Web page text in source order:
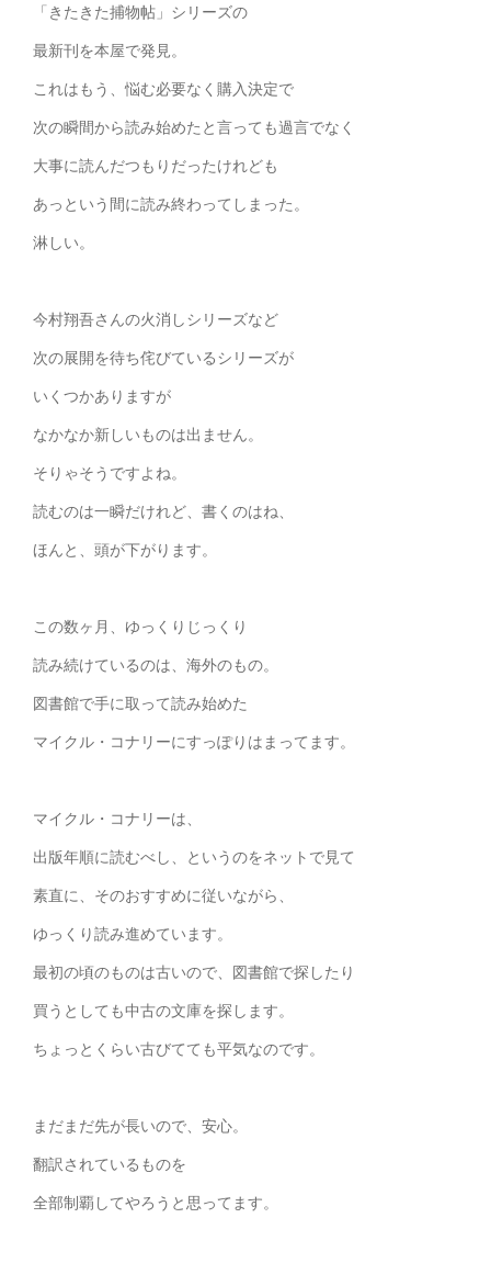
「きたきた捕物帖」シリーズの
最新刊を本屋で発見。
これはもう、悩む必要なく購入決定で
次の瞬間から読み始めたと言っても過言でなく
大事に読んだつもりだったけれども
あっという間に読み終わってしまった。
淋しい。
今村翔吾さんの火消しシリーズなど
次の展開を待ち侘びているシリーズが
いくつかありますが
なかなか新しいものは出ません。
そりゃそうですよね。
読むのは一瞬だけれど、書くのはね、
ほんと、頭が下がります。
この数ヶ月、ゆっくりじっくり
読み続けているのは、海外のもの。
図書館で手に取って読み始めた
マイクル・コナリーにすっぽりはまってます。
マイクル・コナリーは、
出版年順に読むべし、というのをネットで見て
素直に、そのおすすめに従いながら、
ゆっくり読み進めています。
最初の頃のものは古いので、図書館で探したり
買うとしても中古の文庫を探します。
ちょっとくらい古びてても平気なのです。
まだまだ先が長いので、安心。
翻訳されているものを
全部制覇してやろうと思ってます。